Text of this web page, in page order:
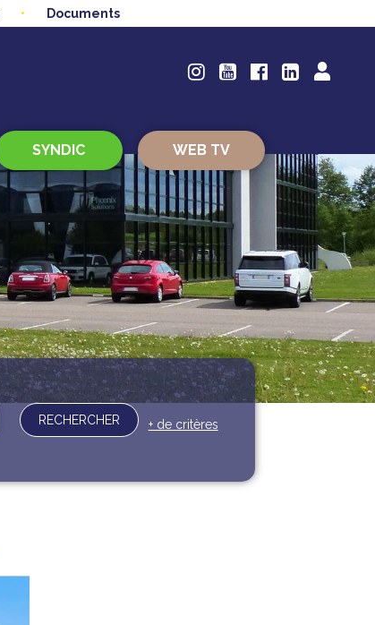
Documents
SYNDIC WEB TV
RECHERCHER + de critères